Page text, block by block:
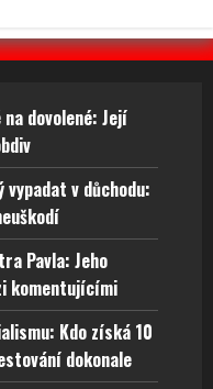
dovolené: Její
v důchodu:
Pavla: Jeho
komentujícími
Kdo získá 10
dokonale